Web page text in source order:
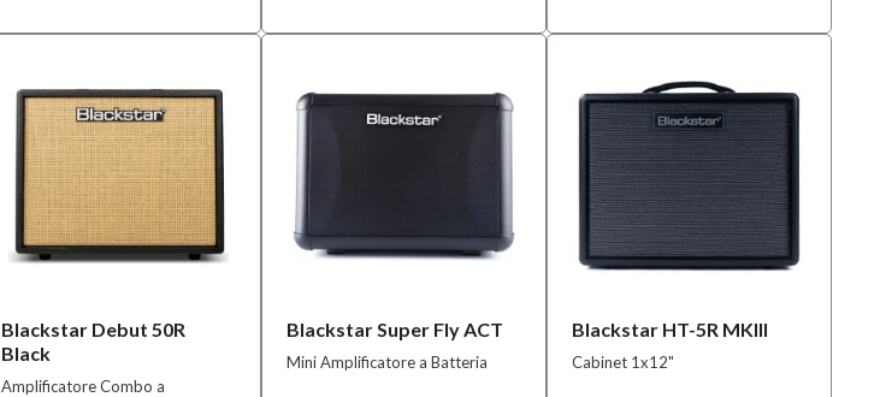
Blackstar Debut 50R
Black
Amplificatore Combo a
Blackstar Super Fly ACT
Mini Amplificatore a Batteria
Blackstar HT-5R MKIII
Cabinet 1x12"